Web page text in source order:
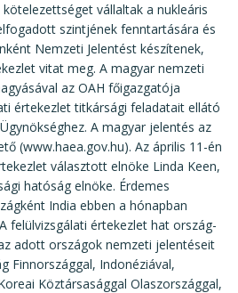
vállaltak a nukleáris
szintjének fenntartására és
Nemzeti Jelentést készítenek,
vitat meg. A magyar nemzeti
az OAH főigazgatója
értekezlet titkársági feladatait ellátó
A magyar jelentés az
(www.haea.gov.hu). Az április 11-én
választott elnöke Linda Keen,
hatóság elnöke. Érdemes
India ebben a hónapban
felülvizsgálati értekezlet hat ország-
adott országok nemzeti jelentéseit
Finnországgal, Indonéziával,
Köztársasággal Olaszországgal,